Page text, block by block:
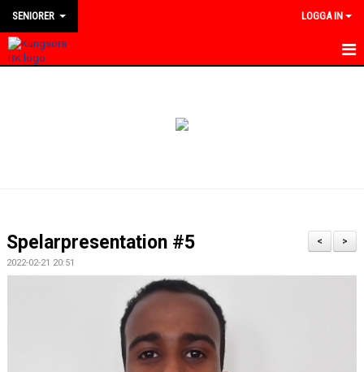
SENIORER LOGGA IN
DOKUMENT
DIVISION 4 VÄSTMANLAND
>
<
Spelarpresentation #5
2022-02-21 20:51